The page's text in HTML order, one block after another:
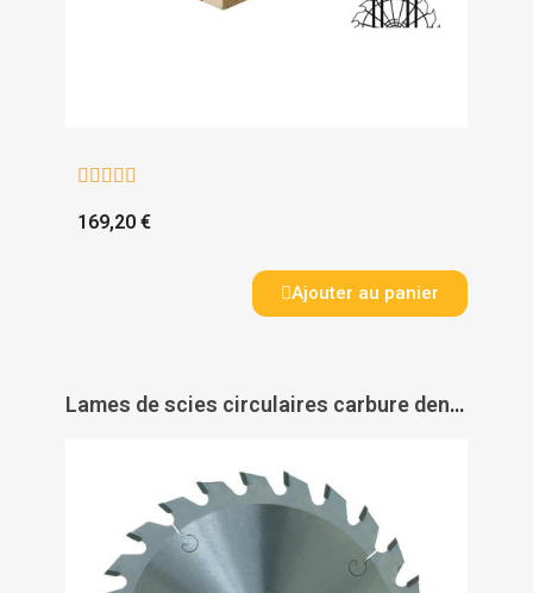
    
169,20 €
Ajouter au panier
Lames de scies circulaires carbure denture alternée pour débit - LEMAN